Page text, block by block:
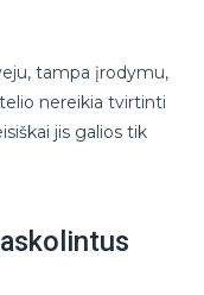
tampa įrodymu,
nereikia tvirtinti
jis galios tik